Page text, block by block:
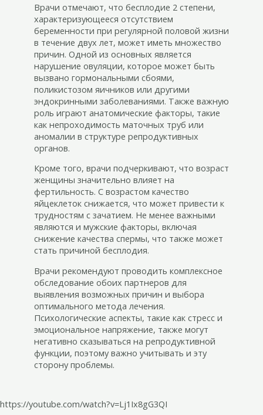
Врачи отмечают, что бесплодие 2 степени,
характеризующееся отсутствием
беременности при регулярной половой жизни
в течение двух лет, может иметь множество
причин. Одной из основных является
нарушение овуляции, которое может быть
вызвано гормональными сбоями,
поликистозом яичников или другими
эндокринными заболеваниями. Также важную
роль играют анатомические факторы, такие
как непроходимость маточных труб или
аномалии в структуре репродуктивных
органов.
Кроме того, врачи подчеркивают, что возраст
женщины значительно влияет на
фертильность. С возрастом качество
яйцеклеток снижается, что может привести к
трудностям с зачатием. Не менее важными
являются и мужские факторы, включая
снижение качества спермы, что также может
стать причиной бесплодия.
Врачи рекомендуют проводить комплексное
обследование обоих партнеров для
выявления возможных причин и выбора
оптимального метода лечения.
Психологические аспекты, такие как стресс и
эмоциональное напряжение, также могут
негативно сказываться на репродуктивной
функции, поэтому важно учитывать и эту
сторону проблемы.
https://youtube.com/watch?v=Lj1Ix8gG3QI